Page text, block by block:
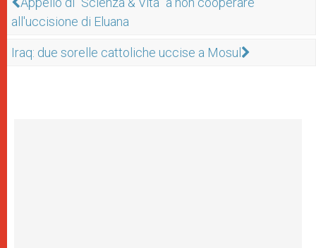
all'uccisione di Eluana
Iraq: due sorelle cattoliche uccise a Mosul